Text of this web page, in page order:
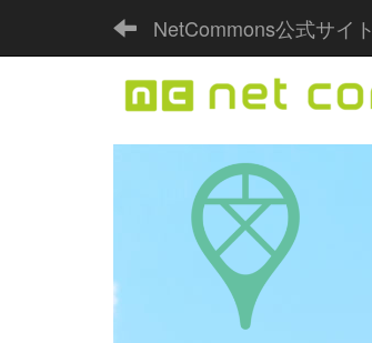
NetCommons公式サイト